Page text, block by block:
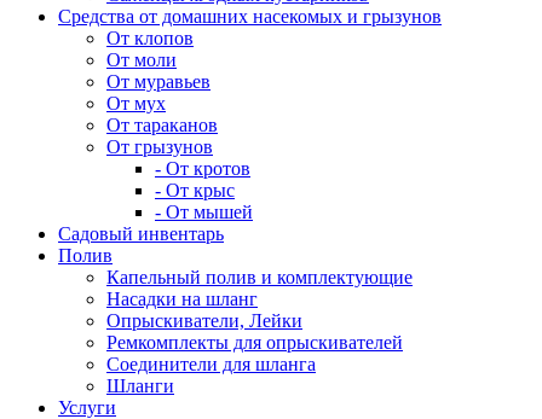
Средства от домашних насекомых и грызунов
От клопов
От моли
От муравьев
От мух
От тараканов
От грызунов
- От кротов
- От крыс
- От мышей
Садовый инвентарь
Полив
Капельный полив и комплектующие
Насадки на шланг
Опрыскиватели, Лейки
Ремкомплекты для опрыскивателей
Соединители для шланга
Шланги
Услуги